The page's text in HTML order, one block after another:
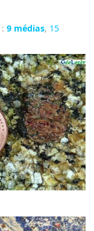
:9 médias, 15